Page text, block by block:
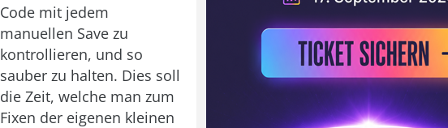
Code mit jedem
manuellen Save zu
kontrollieren, und so
sauber zu halten. Dies soll
die Zeit, welche man zum
Fixen der eigenen kleinen